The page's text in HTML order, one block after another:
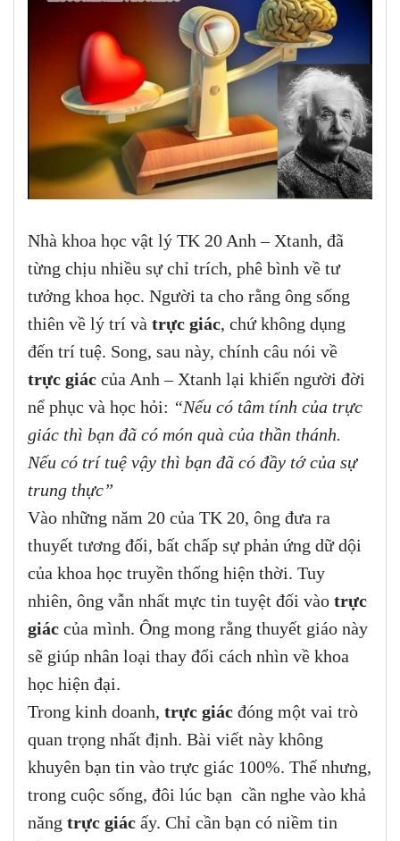
Nhà khoa học vật lý TK 20 Anh – Xtanh, đã
từng chịu nhiều sự chỉ trích, phê bình về tư
tưởng khoa học. Người ta cho rằng ông sống
thiên về lý trí và trực giác, chứ không dụng
đến trí tuệ. Song, sau này, chính câu nói về
trực giác của Anh – Xtanh lại khiến người đời
nể phục và học hỏi: “Nếu có tâm tính của trực
giác thì bạn đã có món quà của thần thánh.
Nếu có trí tuệ vậy thì bạn đã có đầy tớ của sự
trung thực”
Vào những năm 20 của TK 20, ông đưa ra
thuyết tương đối, bất chấp sự phản ứng dữ dội
của khoa học truyền thống hiện thời. Tuy
nhiên, ông vẫn nhất mực tin tuyệt đối vào trực
giác của mình. Ông mong rằng thuyết giáo này
sẽ giúp nhân loại thay đổi cách nhìn về khoa
học hiện đại.
Trong kinh doanh, trực giác đóng một vai trò
quan trọng nhất định. Bài viết này không
khuyên bạn tin vào trực giác 100%. Thế nhưng,
trong cuộc sống, đôi lúc bạn cần nghe vào khả
năng trực giác ấy. Chỉ cần bạn có niềm tin